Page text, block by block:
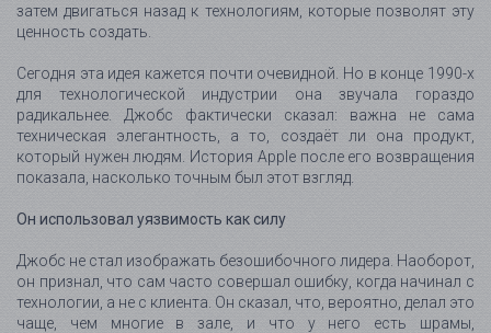
затем двигаться назад к технологиям, которые позволят эту
ценность создать.
Сегодня эта идея кажется почти очевидной. Но в конце 1990-х
для технологической индустрии она звучала гораздо
радикальнее. Джобс фактически сказал: важна не сама
техническая элегантность, а то, создаёт ли она продукт,
который нужен людям. История Apple после его возвращения
показала, насколько точным был этот взгляд.
Он использовал уязвимость как силу
Джобс не стал изображать безошибочного лидера. Наоборот,
он признал, что сам часто совершал ошибку, когда начинал с
технологии, а не с клиента. Он сказал, что, вероятно, делал это
чаще, чем многие в зале, и что у него есть шрамы,